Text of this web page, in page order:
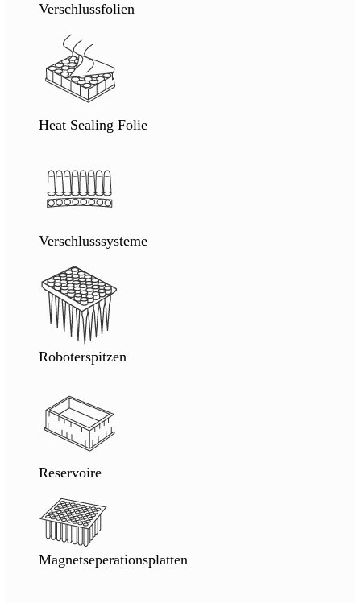
Verschlussfolien
Heat Sealing Folie
Verschlusssysteme
Roboterspitzen
Reservoire
Magnetseperationsplatten